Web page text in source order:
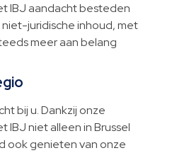
IBJ aandacht besteden
juridische inhoud, met
meer aan belang
bij u. Dankzij onze
IBJ niet alleen in Brussel
ook genieten van onze